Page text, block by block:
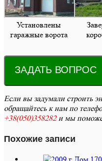
Установлены
гаражные ворота
ЗАДАТЬ ВОПРОС
Если вы задумали строить
обращайтесь к нам по
+38(050)358282и мы
Похожие записи